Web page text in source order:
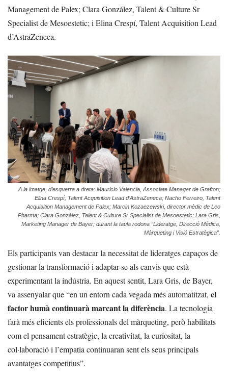
Management de Palex; Clara González, Talent & Culture Sr
Specialist de Mesoestetic; i Elina Crespí, Talent Acquisition Lead
d’AstraZeneca.
A la imatge, d’esquerra a dreta: Mauricio Valencia, Associate Manager de Grafton;
Elina Crespí, Talent Acquisition Lead d’AstraZeneca; Nacho Ferreiro, Talent
Acquisition Management de Palex; Marcin Kozaezewski, director mèdic de Leo
Pharma; Clara González, Talent & Culture Sr Specialist de Mesoestetic; Lara Gris,
Marketing Manager de Bayer; durant la taula rodona “Lideratge, Direcció Mèdica,
Màrqueting i Visió Estratègica”.
Els participants van destacar la necessitat de lideratges capaços de
gestionar la transformació i adaptar-se als canvis que està
experimentant la indústria. En aquest sentit, Lara Gris, de Bayer,
va assenyalar que “en un entorn cada vegada més automatitzat, el
factor humà continuarà marcant la diferència. La tecnologia
farà més eficients els professionals del màrqueting, però habilitats
com el pensament estratègic, la creativitat, la curiositat, la
col·laboració i l’empatia continuaran sent els seus principals
avantatges competitius”.